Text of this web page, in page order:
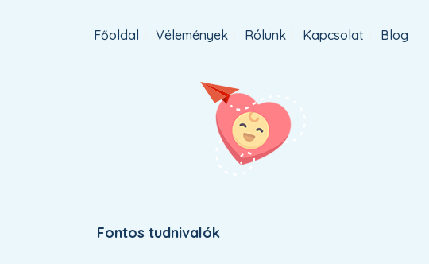
Főoldal Vélemények Rólunk Kapcsolat Blog
Fontos tudnivalók